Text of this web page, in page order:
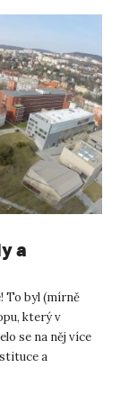
a
To byl (mírně
který v
se na něj více
a